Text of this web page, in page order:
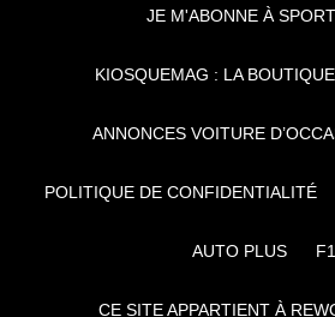
JE M'ABONNE À
KIOSQUEMAG : LA
ANNONCES VOITURE
POLITIQUE DE CONFIDENTIALITÉ
AUTO PLUS
CE SITE APPARTIENT À